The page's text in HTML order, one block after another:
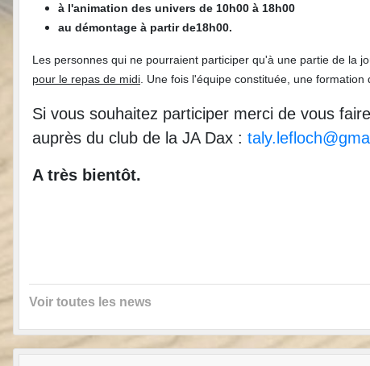
à l'animation des univers de 10h00 à 18h00
au démontage à partir de18h00.
Les personnes qui ne pourraient participer qu'à une partie de la
pour le repas de midi. Une fois l'équipe constituée, une
Si vous souhaitez participer merci de vous
auprès du club de la JA Dax :
A très bientôt.
Voir toutes les news